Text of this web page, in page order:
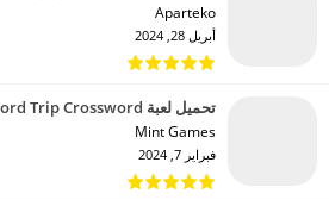
Aparteko‏
أبريل 28, 2024
تحميل لعبة Word Trip Crossword مهكرة للاندرويد 2024
Mint Games‏
فبراير 7, 2024